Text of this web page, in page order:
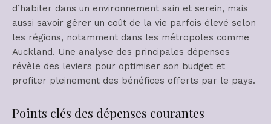
d’habiter dans un environnement sain et serein, mais
aussi savoir gérer un coût de la vie parfois élevé selon
les régions, notamment dans les métropoles comme
Auckland. Une analyse des principales dépenses
révèle des leviers pour optimiser son budget et
profiter pleinement des bénéfices offerts par le pays.
Points clés des dépenses courantes